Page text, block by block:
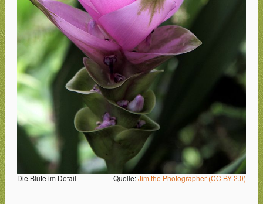
Die Blüte im Detail Quelle:Jim the Photographer (CC BY 2.0)